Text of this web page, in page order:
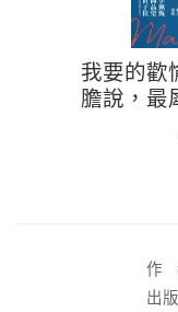
我要的歡
膽說，最
作
出版